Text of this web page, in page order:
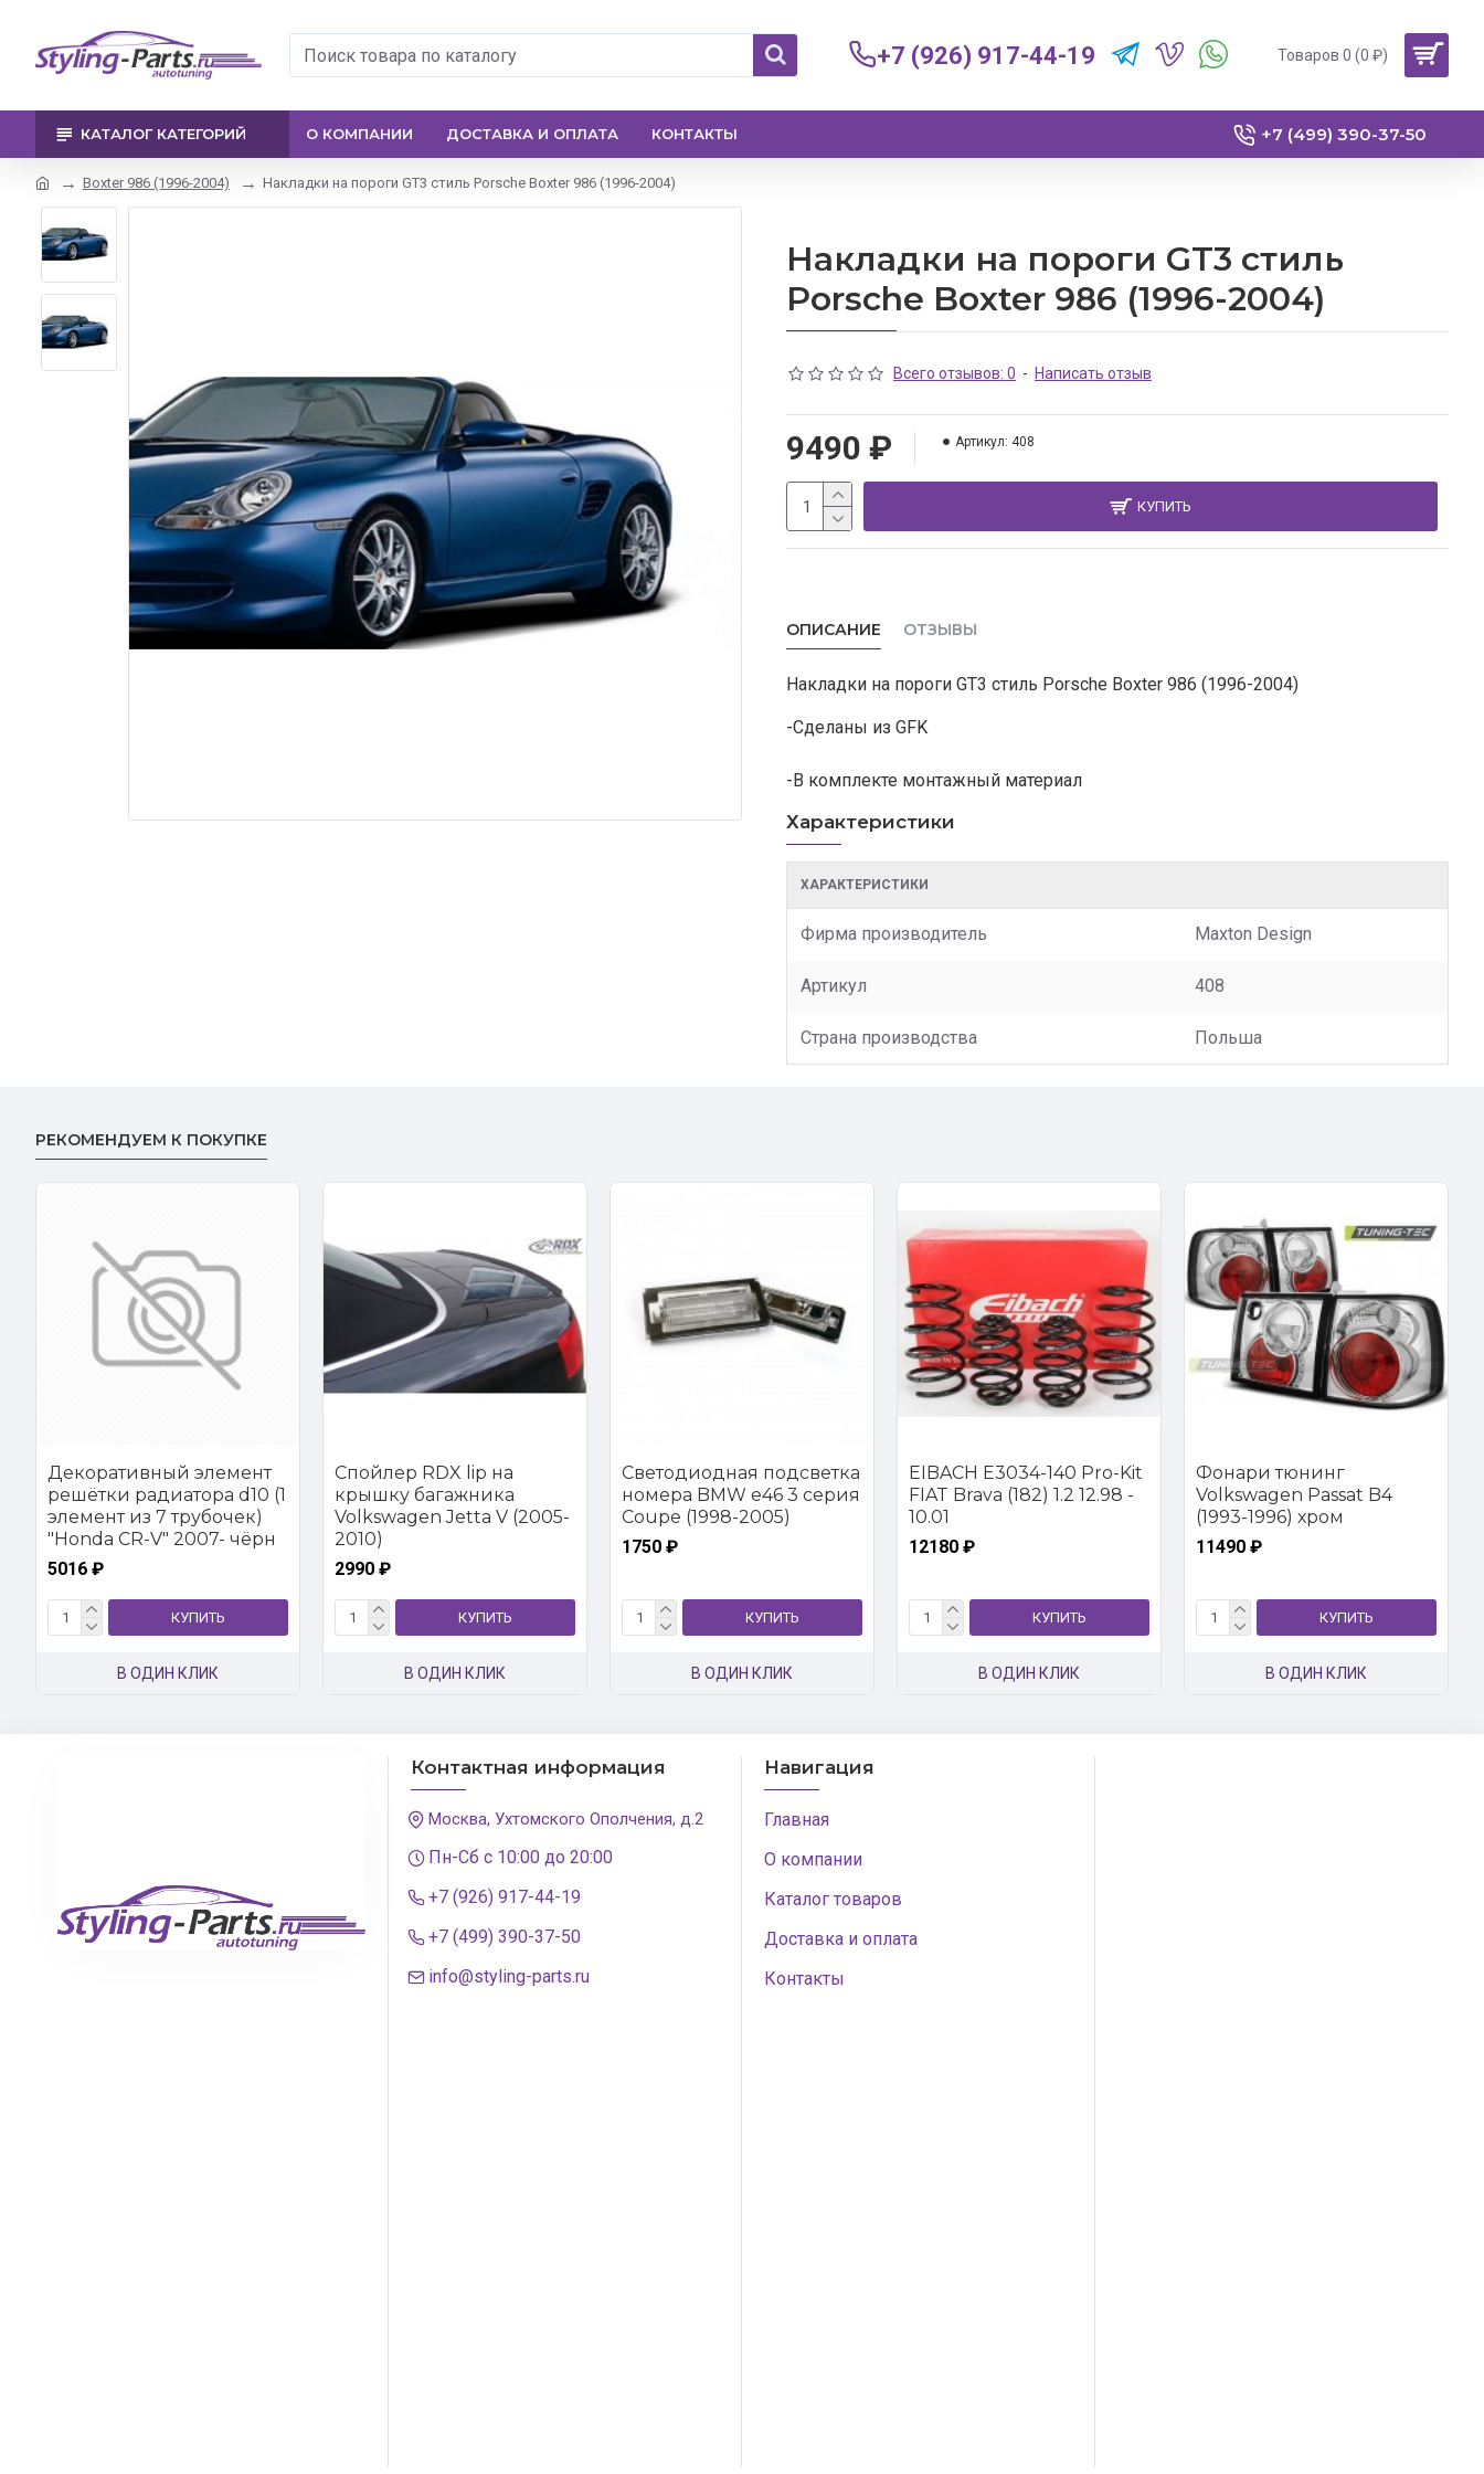
+7 (926) 917-44-19 Товаров 0 (0 ₽)
КАТАЛОГ КАТЕГОРИЙ О КОМПАНИИ ДОСТАВКА И ОПЛАТА КОНТАКТЫ +7 (499) 390-37-50
Boxter 986 (1996-2004) Накладки на пороги GT3 стиль Porsche Boxter 986 (1996-2004)
Накладки на пороги GT3 стиль
Porsche Boxter 986 (1996-2004)
Всего отзывов: 0 - Написать отзыв
9490 ₽ Артикул: 408
КУПИТЬ
ОПИСАНИЕ ОТЗЫВЫ
Накладки на пороги GT3 стиль Porsche Boxter 986 (1996-2004)
-Сделаны из GFK
-В комплекте монтажный материал
Характеристики
ХАРАКТЕРИСТИКИ
Фирма производитель Maxton Design
Артикул 408
Страна производства Польша
РЕКОМЕНДУЕМ К ПОКУПКЕ
Декоративный элемент
решётки радиатора d10 (1
элемент из 7 трубочек)
"Honda CR-V" 2007- чёрн
5016 ₽
КУПИТЬ
В ОДИН КЛИК
Спойлер RDX lip на
крышку багажника
Volkswagen Jetta V (2005-
2010)
2990 ₽
КУПИТЬ
В ОДИН КЛИК
Светодиодная подсветка
номера BMW e46 3 серия
Coupe (1998-2005)
1750 ₽
КУПИТЬ
В ОДИН КЛИК
EIBACH E3034-140 Pro-Kit
FIAT Brava (182) 1.2 12.98 -
10.01
12180 ₽
КУПИТЬ
В ОДИН КЛИК
Фонари тюнинг
Volkswagen Passat B4
(1993-1996) хром
11490 ₽
КУПИТЬ
В ОДИН КЛИК
Контактная информация
Москва, Ухтомского Ополчения, д.2
Пн-Сб с 10:00 до 20:00
+7 (926) 917-44-19
+7 (499) 390-37-50
info@styling-parts.ru
Навигация
Главная
О компании
Каталог товаров
Доставка и оплата
Контакты